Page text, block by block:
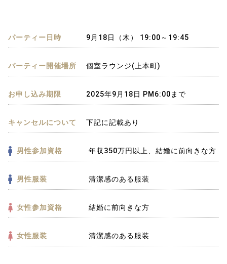
パーティー日時 9月18日（木） 19:00～19:45
パーティー開催場所 個室ラウンジ(上本町)
お申し込み期限 2025年9月18日 PM6:00まで
キャンセルについて 下記に記載あり
男性参加資格 年収350万円以上、結婚に前向きな方
男性服装 清潔感のある服装
女性参加資格 結婚に前向きな方
女性服装 清潔感のある服装